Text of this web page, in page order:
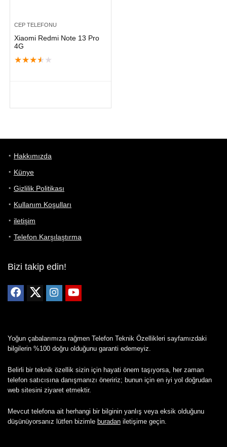
CEP TELEFONU
Xiaomi Redmi Note 13 Pro
4G
★★★★ ★
Hakkımızda
Künye
Gizlilik Politikası
Kullanım Koşulları
iletişim
Telefon Karşılaştırma
Bizi takip edin!
Yoğun çabalarımıza rağmen Telefon Teknik Özellikleri sayfamızdaki
bilgilerin %100 doğru olduğunu garanti edemeyiz.
Belirli bir teknik özellik sizin için hayati önem taşıyorsa, her zaman
telefon satıcısına danışmanızı öneririz; bunun için en iyi yol doğrudan
web sitesini ziyaret etmektir.
Mevcut telefona ait herhangi bir bilginin yanlış veya eksik olduğunu
düşünüyorsanız lütfen bizimle buradan iletişime geçin.